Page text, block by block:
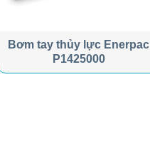
Bơm tay thủy lực Enerpac
P1425000